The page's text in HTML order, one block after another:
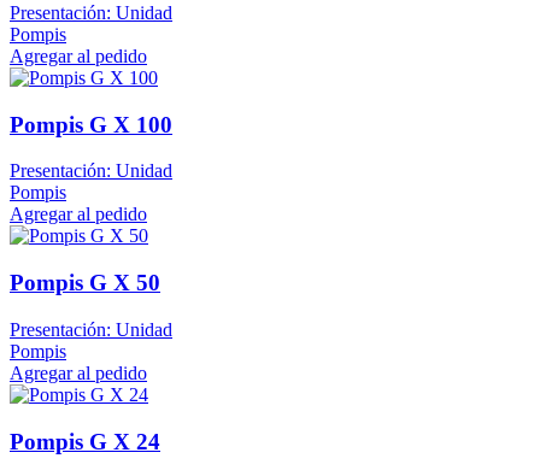
Presentación: Unidad
Pompis
Agregar al pedido
Pompis G X 100
Presentación: Unidad
Pompis
Agregar al pedido
Pompis G X 50
Presentación: Unidad
Pompis
Agregar al pedido
Pompis G X 24